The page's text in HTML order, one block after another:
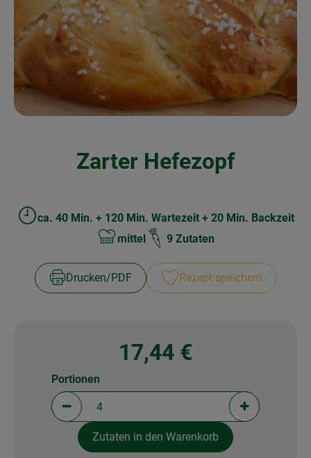
Obst & Gemüse
Frisches
Naturkost
Getränke
Über uns
Geschäftskunden
Zarter Hefezopf
Zubreitungszeit:
ca. 40 Min. + 120 Min. Wartezeit + 20 Min. Backzeit
Schwierigkeit:
mittel 9 Zutaten
Drucken​/​PDF Rezept speichern
17,44 €
Portionen verringern (aktuell 4 Portionen
Portionen
Portionen
Zutaten in den Warenkorb